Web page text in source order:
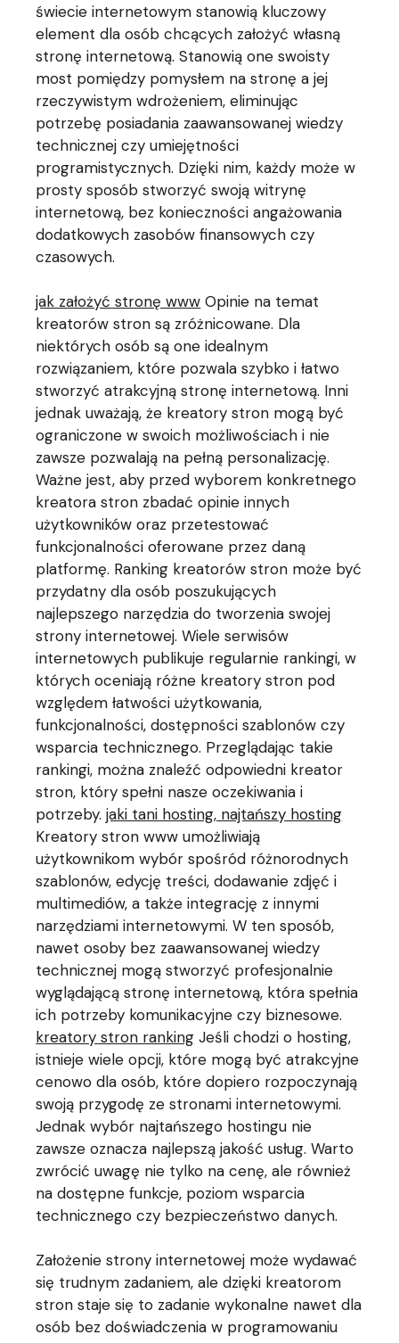
świecie internetowym stanowią kluczowy
element dla osób chcących założyć własną
stronę internetową. Stanowią one swoisty
most pomiędzy pomysłem na stronę a jej
rzeczywistym wdrożeniem, eliminując
potrzebę posiadania zaawansowanej wiedzy
technicznej czy umiejętności
programistycznych. Dzięki nim, każdy może w
prosty sposób stworzyć swoją witrynę
internetową, bez konieczności angażowania
dodatkowych zasobów finansowych czy
czasowych.
jak założyć stronę www Opinie na temat
kreatorów stron są zróżnicowane. Dla
niektórych osób są one idealnym
rozwiązaniem, które pozwala szybko i łatwo
stworzyć atrakcyjną stronę internetową. Inni
jednak uważają, że kreatory stron mogą być
ograniczone w swoich możliwościach i nie
zawsze pozwalają na pełną personalizację.
Ważne jest, aby przed wyborem konkretnego
kreatora stron zbadać opinie innych
użytkowników oraz przetestować
funkcjonalności oferowane przez daną
platformę. Ranking kreatorów stron może być
przydatny dla osób poszukujących
najlepszego narzędzia do tworzenia swojej
strony internetowej. Wiele serwisów
internetowych publikuje regularnie rankingi, w
których oceniają różne kreatory stron pod
względem łatwości użytkowania,
funkcjonalności, dostępności szablonów czy
wsparcia technicznego. Przeglądając takie
rankingi, można znaleźć odpowiedni kreator
stron, który spełni nasze oczekiwania i
potrzeby.jaki tani hosting, najtańszy hosting
Kreatory stron www umożliwiają
użytkownikom wybór spośród różnorodnych
szablonów, edycję treści, dodawanie zdjęć i
multimediów, a także integrację z innymi
narzędziami internetowymi. W ten sposób,
nawet osoby bez zaawansowanej wiedzy
technicznej mogą stworzyć profesjonalnie
wyglądającą stronę internetową, która spełnia
ich potrzeby komunikacyjne czy biznesowe.
kreatory stron ranking Jeśli chodzi o hosting,
istnieje wiele opcji, które mogą być atrakcyjne
cenowo dla osób, które dopiero rozpoczynają
swoją przygodę ze stronami internetowymi.
Jednak wybór najtańszego hostingu nie
zawsze oznacza najlepszą jakość usług. Warto
zwrócić uwagę nie tylko na cenę, ale również
na dostępne funkcje, poziom wsparcia
technicznego czy bezpieczeństwo danych.
Założenie strony internetowej może wydawać
się trudnym zadaniem, ale dzięki kreatorom
stron staje się to zadanie wykonalne nawet dla
osób bez doświadczenia w programowaniu